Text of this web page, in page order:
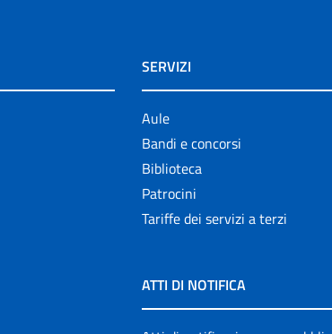
SERVIZI
Aule
Bandi e concorsi
Biblioteca
Patrocini
Tariffe dei servizi a terzi
ATTI DI NOTIFICA